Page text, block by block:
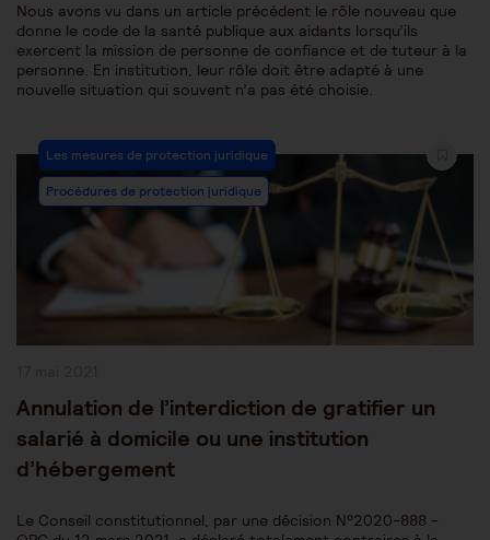
Nous avons vu dans un article précédent le rôle nouveau que
donne le code de la santé publique aux aidants lorsqu’ils
exercent la mission de personne de confiance et de tuteur à la
personne. En institution, leur rôle doit être adapté à une
nouvelle situation qui souvent n’a pas été choisie.
Post
Category:
Les mesures de protection juridique
Procédures de protection juridique
Annulation de l’interdiction de gratifier un
salarié à domicile ou une institution
d’hébergement
Le Conseil constitutionnel, par une décision N°2020-888 -